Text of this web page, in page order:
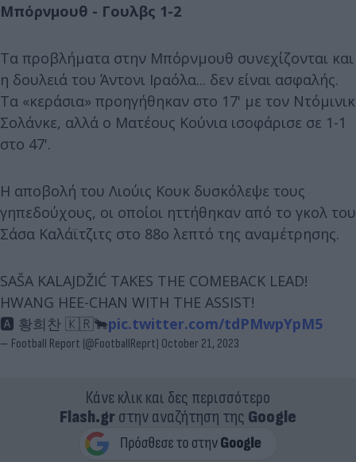
Μπόρνμουθ - Γουλβς 1-2
Τα προβλήματα στην Μπόρνμουθ συνεχίζονται και
η δουλειά του Άντονι Ιραόλα... δεν είναι ασφαλής.
Τα «κεράσια» προηγήθηκαν στο 17' με τον Ντόμινικ
Σολάνκε, αλλά ο Ματέους Κούνια ισοφάρισε σε 1-1
στο 47'.
Η αποβολή του Λιούις Κουκ δυσκόλεψε τους
γηπεδούχους, οι οποίοι ηττήθηκαν από το γκολ του
Σάσα Καλάϊτζιτς στο 88ο λεπτό της αναμέτρησης.
SAŠA KALAJDŽIĆ TAKES THE COMEBACK LEAD!
HWANG HEE-CHAN WITH THE ASSIST!
🅰️ 황희찬 🇰🇷🐂pic.twitter.com/tdPMwpYpM5
— Football Report (@FootballReprt) October 21, 2023
Κάνε κλικ και δες περισσότερο
Flash.grστην αναζήτηση της Google